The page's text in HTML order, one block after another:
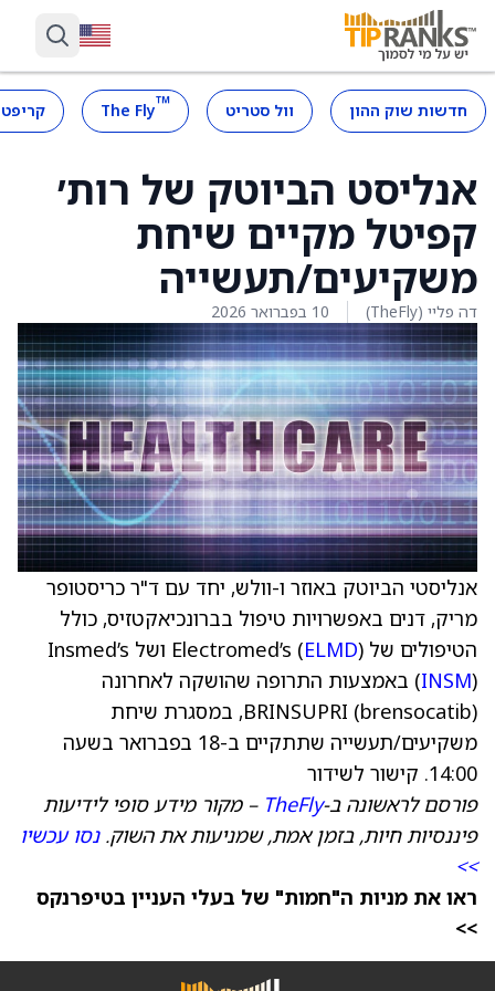
חדשות שוק ההון וול סטריט ™
The Fly
אנליסט הביוטק של רות׳
קפיטל מקיים שיחת
משקיעים/תעשייה
דה פליי (TheFly) 10 בפברואר 2026
אנליסטי הביוטק באוזר ו-וולש, יחד עם ד"ר כריסטופר
מריק, דנים באפשרויות טיפול בברונכיאקטזיס, כולל
הטיפולים של Electromed’s ( ELMD
) ושל Insmed’s
(INSM ) באמצעות התרופה שהושקה לאחרונה
BRINSUPRI (brensocatib), במסגרת שיחת
משקיעים/תעשייה שתתקיים ב-18 בפברואר בשעה
14:00. קישור לשידור
פורסם לראשונה ב-TheFly – מקור מידע סופי לידיעות
פיננסיות חיות, בזמן אמת, שמניעות את השוק.נסו עכשיו
>>
ראו את מניות ה"חמות" של בעלי העניין בטיפרנקס
>>